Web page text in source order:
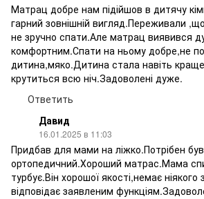
Матрац добре нам підійшов в дитячу
гарний зовнішній вигляд.Переживали
не зручно спати.Але матрац виявився
комфортним.Спати на ньому добре,не
дитина,мяко.Дитина стала навіть
крутиться всю ніч.Задоволені дуже.
Ответить
Давид
16.01.2025 в 11:03
Придбав для мами на ліжко.Потрібен
ортопедичний.Хороший матрас.Мама
турбує.Він хорошої якості,немає ніякого
відповідає заявленим